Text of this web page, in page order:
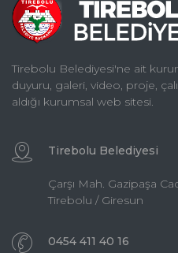
Tirebolu Belediyesi'ne ait
duyuru, galeri, video, proje,
aldığı kurumsal web sitesi.
Tirebolu Belediyesi
Çarşı Mah. Gazipaşa
Tirebolu / Giresun
0454 411 40 16